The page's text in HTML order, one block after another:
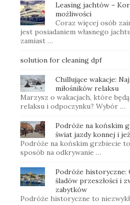
Leasing jachtów –
możliwości
Coraz więcej osób
jest posiadaniem własnego
zamiast …
solution for cleaning dpf
Chillujące wakacje:
miłośników relaksu
Marzysz o wakacjach, które
relaksu i odpoczynku? Wybór …
Podróże na końskim
świat jazdy konnej i
Podróże na końskim grzbiecie
sposób na odkrywanie …
Podróże historyczne:
śladów przeszłości i
zabytków
Podróże historyczne to